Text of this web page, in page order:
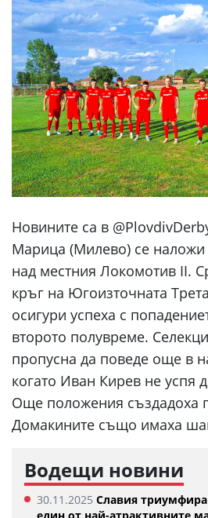
Новините са в
Марица (Милево) се наложи
над местния Локомотив II.
кръг на Югоизточната
осигури успеха с
второто полувреме.
пропусна да поведе още в
когато Иван Кирев не успя
Още положения създадоха
Домакините също имаха
Водещи новини
30.11.2025 Славия